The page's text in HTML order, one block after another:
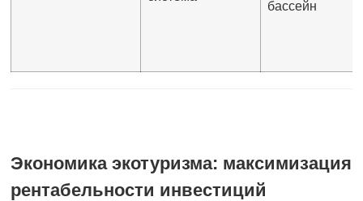
бассейн
Экономика экотуризма: максимизация
рентабельности инвестиций